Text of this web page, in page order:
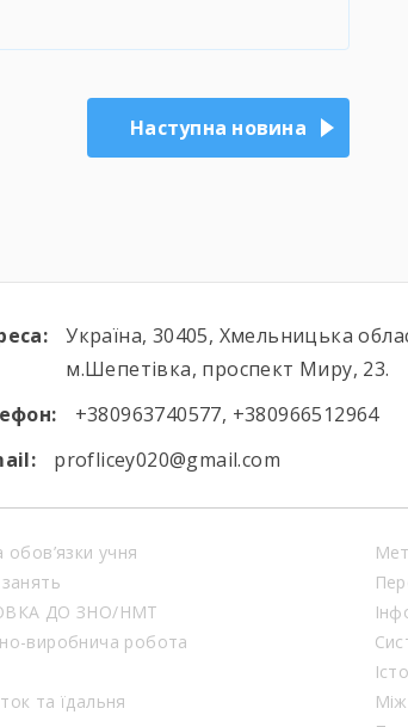
Наступна новина
Україна, 30405, Хмельницька
м.Шепетівка, проспект Миру, 23.
+380963740577, +380966512964
proflicey020@gmail.com
обов’язки учня
ДО ЗНО/НМТ
виробнича робота
та їдальня